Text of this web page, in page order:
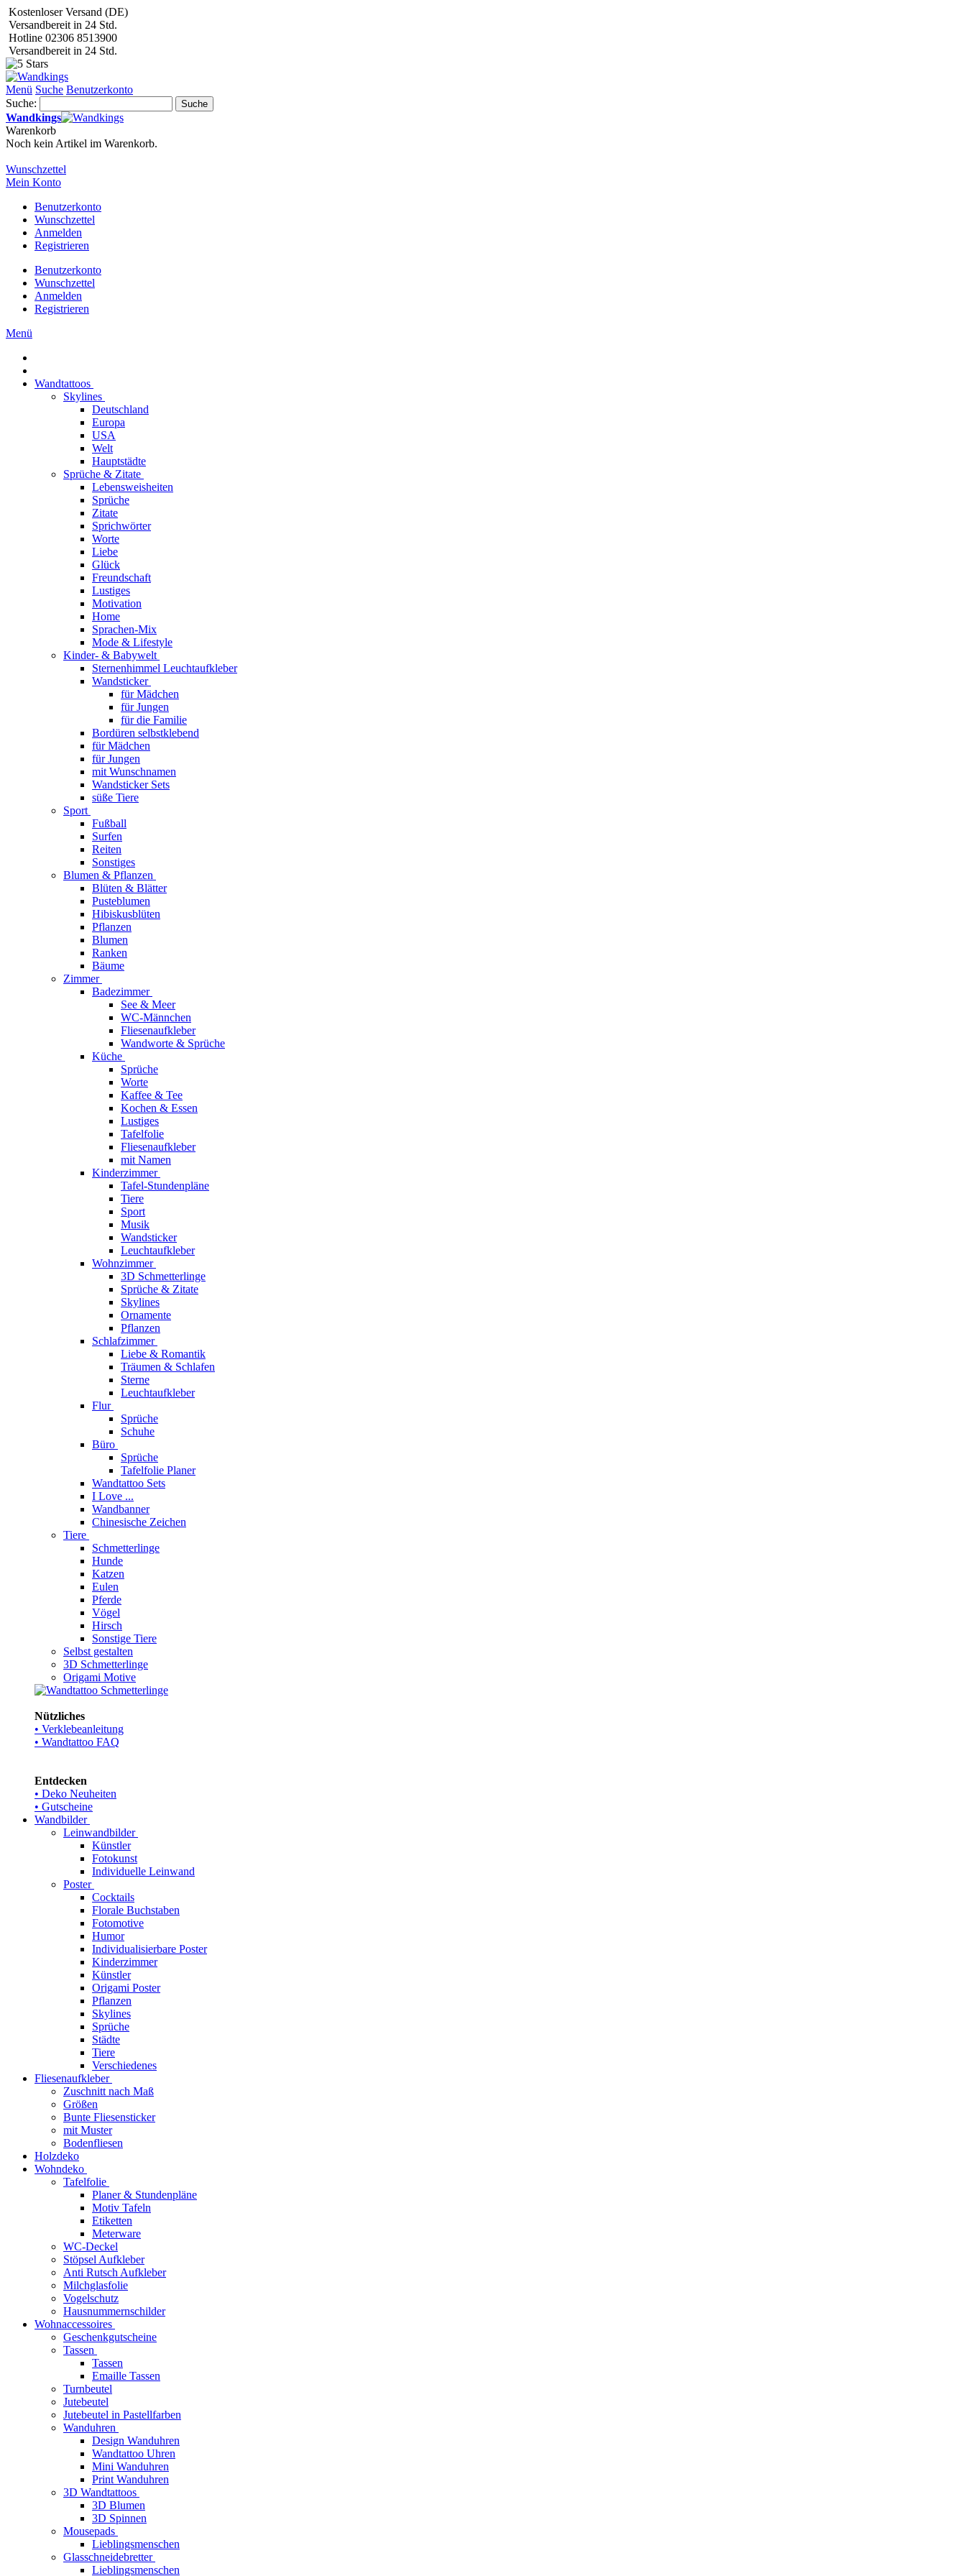
Kostenloser Versand (DE)
Versandbereit in 24 Std.
Hotline 02306 8513900
Versandbereit in 24 Std.
Menü Suche Benutzerkonto
Suche:
Suche
Wandkings
Warenkorb
Noch kein Artikel im Warenkorb.
Wunschzettel
Mein Konto
Benutzerkonto
Wunschzettel
Anmelden
Registrieren
Benutzerkonto
Wunschzettel
Anmelden
Registrieren
Menü
Wandtattoos
Skylines
Deutschland
Europa
USA
Welt
Hauptstädte
Sprüche & Zitate
Lebensweisheiten
Sprüche
Zitate
Sprichwörter
Worte
Liebe
Glück
Freundschaft
Lustiges
Motivation
Home
Sprachen-Mix
Mode & Lifestyle
Kinder- & Babywelt
Sternenhimmel Leuchtaufkleber
Wandsticker
für Mädchen
für Jungen
für die Familie
Bordüren selbstklebend
für Mädchen
für Jungen
mit Wunschnamen
Wandsticker Sets
süße Tiere
Sport
Fußball
Surfen
Reiten
Sonstiges
Blumen & Pflanzen
Blüten & Blätter
Pusteblumen
Hibiskusblüten
Pflanzen
Blumen
Ranken
Bäume
Zimmer
Badezimmer
See & Meer
WC-Männchen
Fliesenaufkleber
Wandworte & Sprüche
Küche
Sprüche
Worte
Kaffee & Tee
Kochen & Essen
Lustiges
Tafelfolie
Fliesenaufkleber
mit Namen
Kinderzimmer
Tafel-Stundenpläne
Tiere
Sport
Musik
Wandsticker
Leuchtaufkleber
Wohnzimmer
3D Schmetterlinge
Sprüche & Zitate
Skylines
Ornamente
Pflanzen
Schlafzimmer
Liebe & Romantik
Träumen & Schlafen
Sterne
Leuchtaufkleber
Flur
Sprüche
Schuhe
Büro
Sprüche
Tafelfolie Planer
Wandtattoo Sets
I Love ...
Wandbanner
Chinesische Zeichen
Tiere
Schmetterlinge
Hunde
Katzen
Eulen
Pferde
Vögel
Hirsch
Sonstige Tiere
Selbst gestalten
3D Schmetterlinge
Origami Motive
Nützliches
• Verklebeanleitung
• Wandtattoo FAQ
Entdecken
• Deko Neuheiten
• Gutscheine
Wandbilder
Leinwandbilder
Künstler
Fotokunst
Individuelle Leinwand
Poster
Cocktails
Florale Buchstaben
Fotomotive
Humor
Individualisierbare Poster
Kinderzimmer
Künstler
Origami Poster
Pflanzen
Skylines
Sprüche
Städte
Tiere
Verschiedenes
Fliesenaufkleber
Zuschnitt nach Maß
Größen
Bunte Fliesensticker
mit Muster
Bodenfliesen
Holzdeko
Wohndeko
Tafelfolie
Planer & Stundenpläne
Motiv Tafeln
Etiketten
Meterware
WC-Deckel
Stöpsel Aufkleber
Anti Rutsch Aufkleber
Milchglasfolie
Vogelschutz
Hausnummernschilder
Wohnaccessoires
Geschenkgutscheine
Tassen
Tassen
Emaille Tassen
Turnbeutel
Jutebeutel
Jutebeutel in Pastellfarben
Wanduhren
Design Wanduhren
Wandtattoo Uhren
Mini Wanduhren
Print Wanduhren
3D Wandtattoos
3D Blumen
3D Spinnen
Mousepads
Lieblingsmenschen
Glasschneidebretter
Lieblingsmenschen